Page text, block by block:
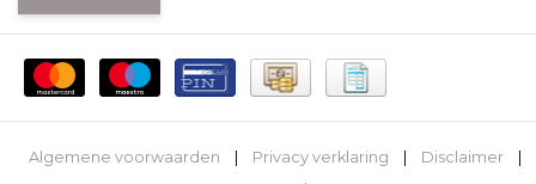
Algemene voorwaarden Privacy verklaring Disclaimer